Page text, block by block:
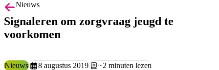
Nieuws
Signaleren om zorgvraag jeugd te
voorkomen
Type:
NieuwsAangemaakt op:
8 augustus 2019Leestijd:
~2 minuten lezen